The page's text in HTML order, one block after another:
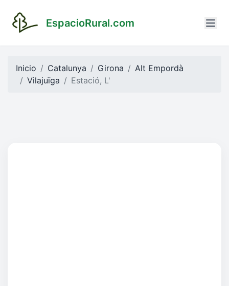
EspacioRural.com
Inicio Catalunya Girona
Alt Empordà
Vilajuïga
Estació, L'